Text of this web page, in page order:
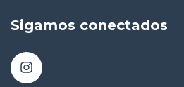
Sigamos conectados